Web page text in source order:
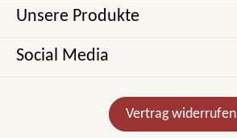
Unsere Produkte
Social Media
Vertrag widerrufen